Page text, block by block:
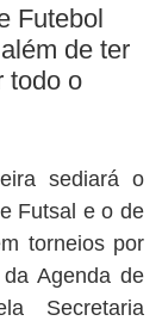
BUSCAR
Futebol
de ter
todo o
sediará o
Futsal e o de
torneios por
Agenda de
Secretaria